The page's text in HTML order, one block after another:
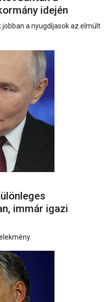
idején
a nyugdíjasok az elmúlt
immár igazi